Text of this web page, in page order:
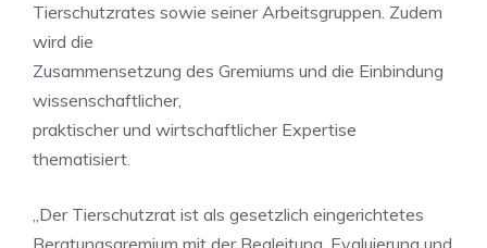
Tierschutzrates sowie seiner Arbeitsgruppen. Zudem
wird die
Zusammensetzung des Gremiums und die Einbindung
wissenschaftlicher,
praktischer und wirtschaftlicher Expertise
thematisiert.
„Der Tierschutzrat ist als gesetzlich eingerichtetes
Beratungsgremium mit der Begleitung, Evaluierung und